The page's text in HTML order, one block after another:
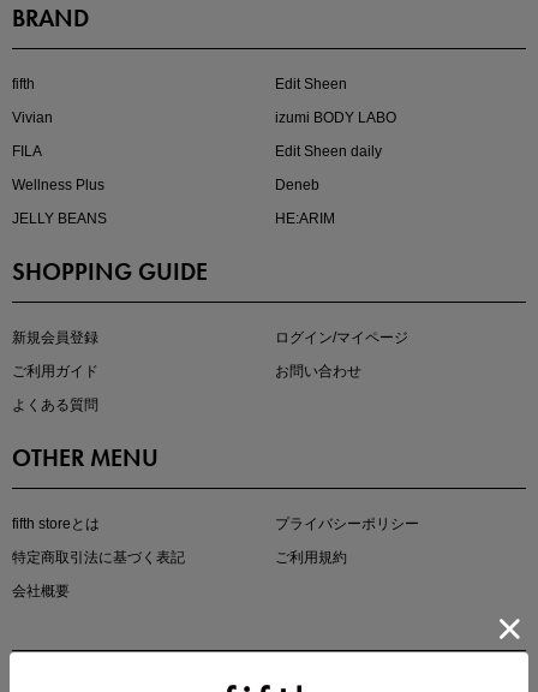
大人の着映えアイテム5選
マストバイアイテム
BRAND
fifth
Edit Sheen
Vivian
izumi BODY LABO
FILA
Edit Sheen daily
Wellness Plus
Deneb
JELLY BEANS
HE:ARIM
SHOPPING GUIDE
新規会員登録
ログイン/マイページ
ご利用ガイド
お問い合わせ
よくある質問
OTHER MENU
fifth storeとは
プライバシーポリシー
特定商取引法に基づく表記
ご利用規約
会社概要